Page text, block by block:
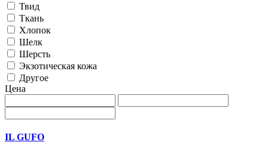
Твид
Ткань
Хлопок
Шелк
Шерсть
Экзотическая кожа
Другое
Цена
IL GUFO